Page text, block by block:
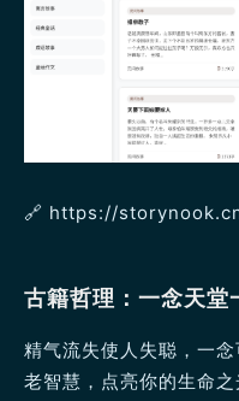
🔗 https://
古籍哲理：一念天堂
精气流失使人失聪，一
老智慧，点亮你的生命